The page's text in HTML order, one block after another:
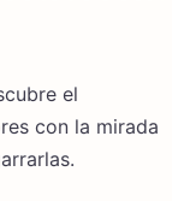
el
con la mirada